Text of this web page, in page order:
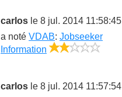
carlos le 8 jul. 2014 11:58:45
a noté VDAB: Jobseeker
Information
carlos le 8 jul. 2014 11:57:54